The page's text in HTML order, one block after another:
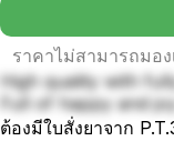
ราคาไม่สามารถมอ
High quality with
Full of happy and
ต้องมีใบสั่งยาจาก